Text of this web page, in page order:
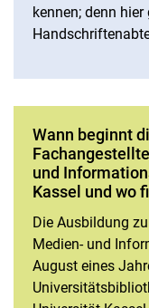
kennen; denn
Wann beginnt
und
Kassel und wo
Die Ausbildung
Medien- und
August eines